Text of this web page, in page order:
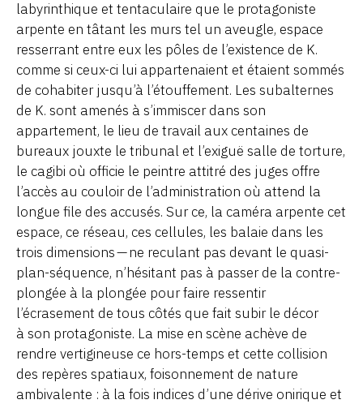
labyrinthique et tentaculaire que le protagoniste
arpente en tâtant les murs tel un aveugle, espace
resserrant entre eux les pôles de l’existence de K.
comme si ceux-ci lui appartenaient et étaient sommés
de cohabiter jusqu’à l’étouffement. Les subalternes
de K. sont amenés à s’immiscer dans son
appartement, le lieu de travail aux centaines de
bureaux jouxte le tribunal et l’exiguë salle de torture,
le cagibi où officie le peintre attitré des juges offre
l’accès au couloir de l’administration où attend la
longue file des accusés. Sur ce, la caméra arpente cet
espace, ce réseau, ces cellules, les balaie dans les
trois dimensions — ne reculant pas devant le quasi-
plan-séquence, n’hésitant pas à passer de la contre-
plongée à la plongée pour faire ressentir
l’écrasement de tous côtés que fait subir le décor
à son protagoniste. La mise en scène achève de
rendre vertigineuse ce hors-temps et cette collision
des repères spatiaux, foisonnement de nature
ambivalente : à la fois indices d’une dérive onirique et